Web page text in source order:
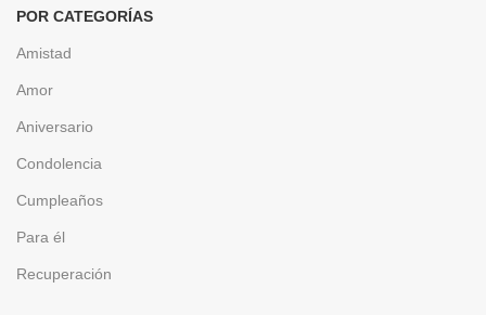
POR CATEGORÍAS
Amistad
Amor
Aniversario
Condolencia
Cumpleaños
Para él
Recuperación